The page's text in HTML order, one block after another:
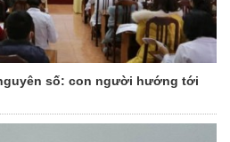
số: con người hướng tới